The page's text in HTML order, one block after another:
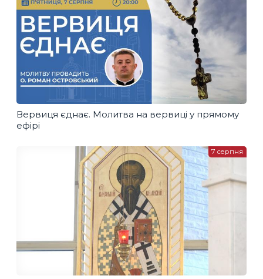
Вервиця єднає. Молитва на вервиці у прямому
ефірі
7 серпня